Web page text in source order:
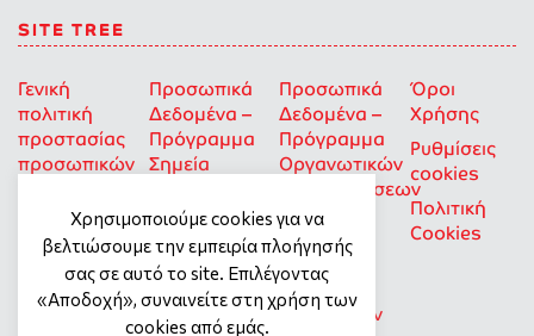
SITE TREE
Γενική
πολιτική
προστασίας
προσωπικών
Προσωπικά
Δεδομένα –
Πρόγραμμα
Σημεία
Προσωπικά
Δεδομένα –
Πρόγραμμα
Οργανωτικών
Επιχορηγήσεων
για Οκοιπ
που δρουν
Ισότητα
των Φύλων
Όροι
Χρήσης
Ρυθμίσεις
cookies
Πολιτική
Cookies
Χρησιμοποιούμε cookies για να
βελτιώσουμε την εμπειρία πλοήγησής
σας σε αυτό το site. Επιλέγοντας
«Αποδοχή», συναινείτε στη χρήση των
cookies από εμάς.